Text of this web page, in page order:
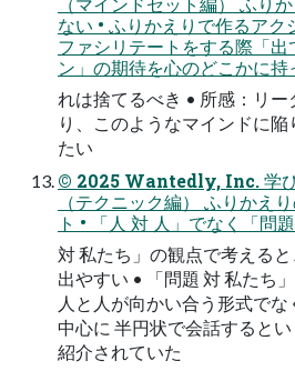
ない • ふりかえりで作るアク
ファシリテートをする際「出
ン」の期待を心のどこかに
れは捨てるべき • 所感：リ
り、このようなマインドに
たい
© 2025 Wantedly, Inc. 学び
（テクニック編） ふりかえ
ト • 「人 対 人」でなく「問題
対 私たち」の観点で考える
出やすい • 「問題 対 私たち
人と人が向かい合う形式で
中心に 半円状で会話すると
紹介されていた